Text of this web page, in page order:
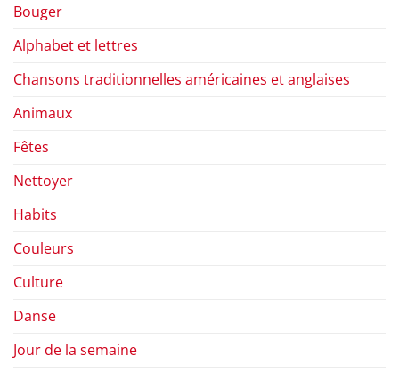
Bouger
Alphabet et lettres
Chansons traditionnelles américaines et anglaises
Animaux
Fêtes
Nettoyer
Habits
Couleurs
Culture
Danse
Jour de la semaine